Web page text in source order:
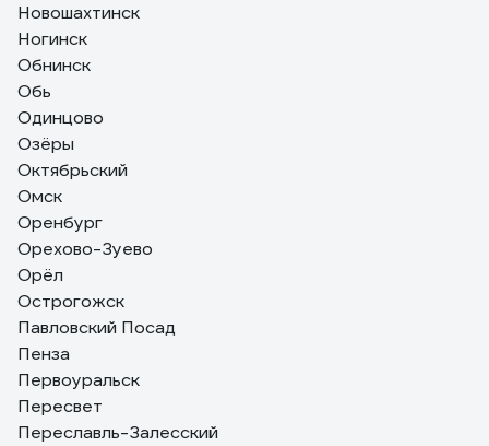
Новошахтинск
Ногинск
Обнинск
Обь
Одинцово
Озёры
Октябрьский
Омск
Оренбург
Орехово-Зуево
Орёл
Острогожск
Павловский Посад
Пенза
Первоуральск
Пересвет
Переславль-Залесский